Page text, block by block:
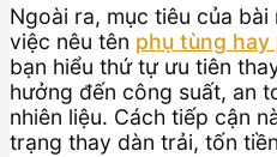
Ngoài ra, mục tiêu của
việc nêu tên phụ tùng hay
bạn hiểu thứ tự ưu tiên
hưởng đến công suất, an
nhiên liệu. Cách tiếp cận
trạng thay dàn trải, tốn